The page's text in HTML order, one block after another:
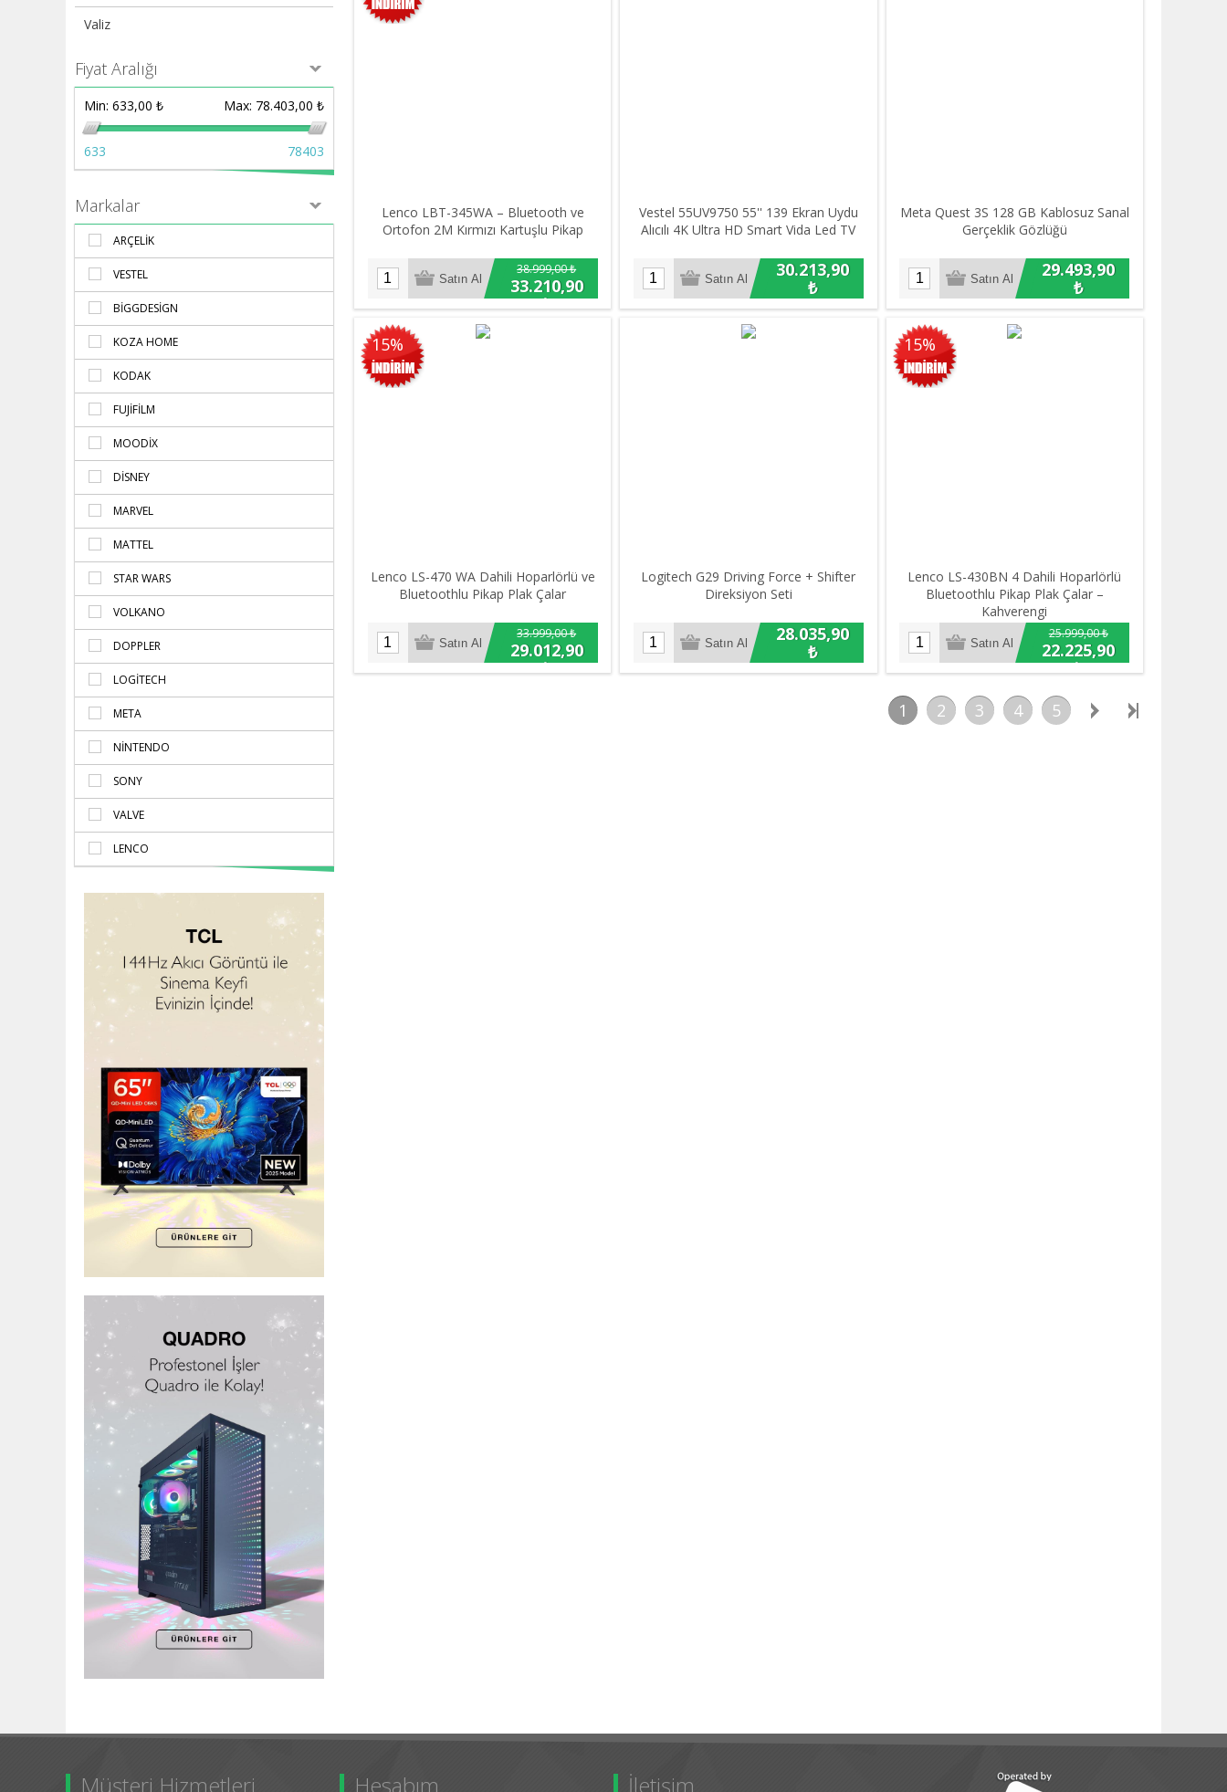
Valiz
Fiyat Aralığı
Min: 633,00 ₺ Max: 78.403,00 ₺
633 78403
Markalar
ARÇELIK
VESTEL
BIGGDESIGN
KOZA HOME
KODAK
FUJIFILM
MOODIX
DISNEY
MARVEL
MATTEL
STAR WARS
VOLKANO
DOPPLER
LOGITECH
META
NINTENDO
SONY
VALVE
LENCO
Lenco LBT-345WA – Bluetooth ve
Ortofon 2M Kırmızı Kartuşlu Pikap
38.999,00 ₺
33.210,90
₺
Vestel 55UV9750 55'' 139 Ekran Uydu
Alıcılı 4K Ultra HD Smart Vida Led TV
30.213,90
₺
Meta Quest 3S 128 GB Kablosuz Sanal
Gerçeklik Gözlüğü
29.493,90
₺
15%
Lenco LS-470 WA Dahili Hoparlörlü ve
Bluetoothlu Pikap Plak Çalar
33.999,00 ₺
29.012,90
₺
Logitech G29 Driving Force + Shifter
Direksiyon Seti
28.035,90
₺
15%
Lenco LS-430BN 4 Dahili Hoparlörlü
Bluetoothlu Pikap Plak Çalar –
Kahverengi
25.999,00 ₺
22.225,90
₺
1
2 3 4 5
Müşteri Hizmetleri Hesabım İletişim